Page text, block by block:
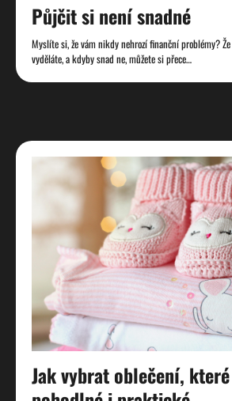
Půjčit si není snadné
Myslíte si, že vám nikdy nehrozí finanční problémy?
vyděláte, a kdyby snad ne, můžete si přece…
Jak vybrat oblečení,